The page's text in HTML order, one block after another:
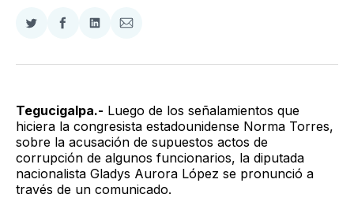
Compartir
Twitter
Compartir
Facebook
Compartir
LinkedIn
Compartir
Email
Tegucigalpa.- Luego de los señalamientos que
hiciera la congresista estadounidense Norma Torres,
sobre la acusación de supuestos actos de
corrupción de algunos funcionarios, la diputada
nacionalista Gladys Aurora López se pronunció a
través de un comunicado.